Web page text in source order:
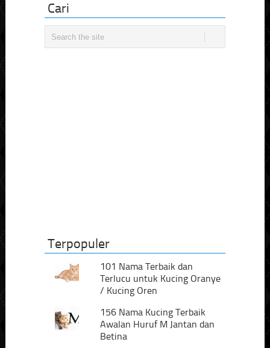
Cari
Terpopuler
101 Nama Terbaik dan
Terlucu untuk Kucing Oranye
/ Kucing Oren
156 Nama Kucing Terbaik
Awalan Huruf M Jantan dan
Betina